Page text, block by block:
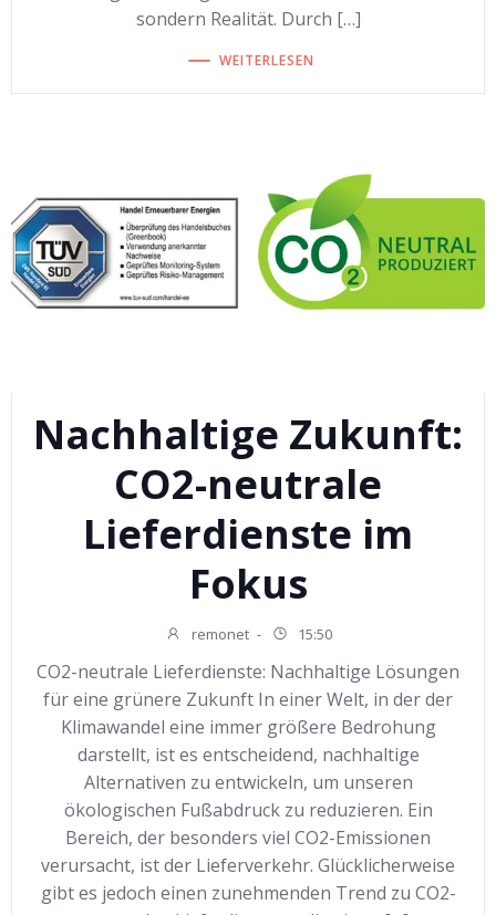
sondern Realität. Durch […]
WEITERLESEN
Nachhaltige Zukunft:
CO2-neutrale
Lieferdienste im
Fokus
remonet - 15:50
CO2-neutrale Lieferdienste: Nachhaltige Lösungen
für eine grünere Zukunft In einer Welt, in der der
Klimawandel eine immer größere Bedrohung
darstellt, ist es entscheidend, nachhaltige
Alternativen zu entwickeln, um unseren
ökologischen Fußabdruck zu reduzieren. Ein
Bereich, der besonders viel CO2-Emissionen
verursacht, ist der Lieferverkehr. Glücklicherweise
gibt es jedoch einen zunehmenden Trend zu CO2-